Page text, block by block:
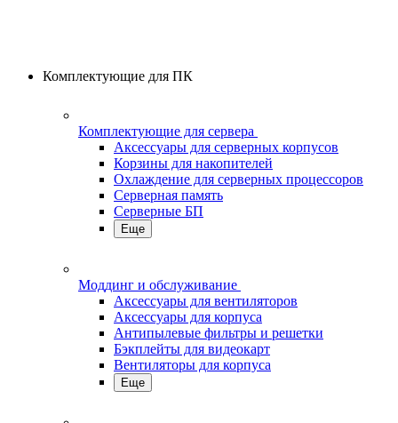
Комплектующие для ПК
Комплектующие для сервера
Аксессуары для серверных корпусов
Корзины для накопителей
Охлаждение для серверных процессоров
Серверная память
Серверные БП
Еще
Моддинг и обслуживание
Аксессуары для вентиляторов
Аксессуары для корпуса
Антипылевые фильтры и решетки
Бэкплейты для видеокарт
Вентиляторы для корпуса
Еще